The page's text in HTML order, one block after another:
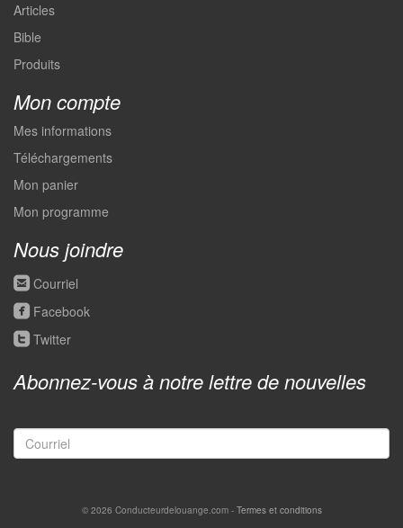
Articles
Bible
Produits
Mon compte
Mes informations
Téléchargements
Mon panier
Mon programme
Nous joindre
roundedemail Courriel
roundedfacebook Facebook
roundedtwitter Twitter
Abonnez-vous à notre lettre de nouvelles
© 2026 Conducteurdelouange.com - Termes et conditions